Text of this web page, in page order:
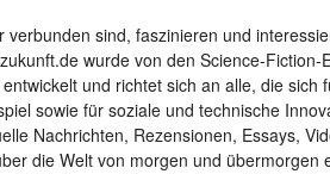
sind, faszinieren und
wurde von den Science-Fiction-
und richtet sich an alle, die sich
sowie für soziale und technische
Nachrichten, Rezensionen, Essays,
die Welt von morgen und übermorgen